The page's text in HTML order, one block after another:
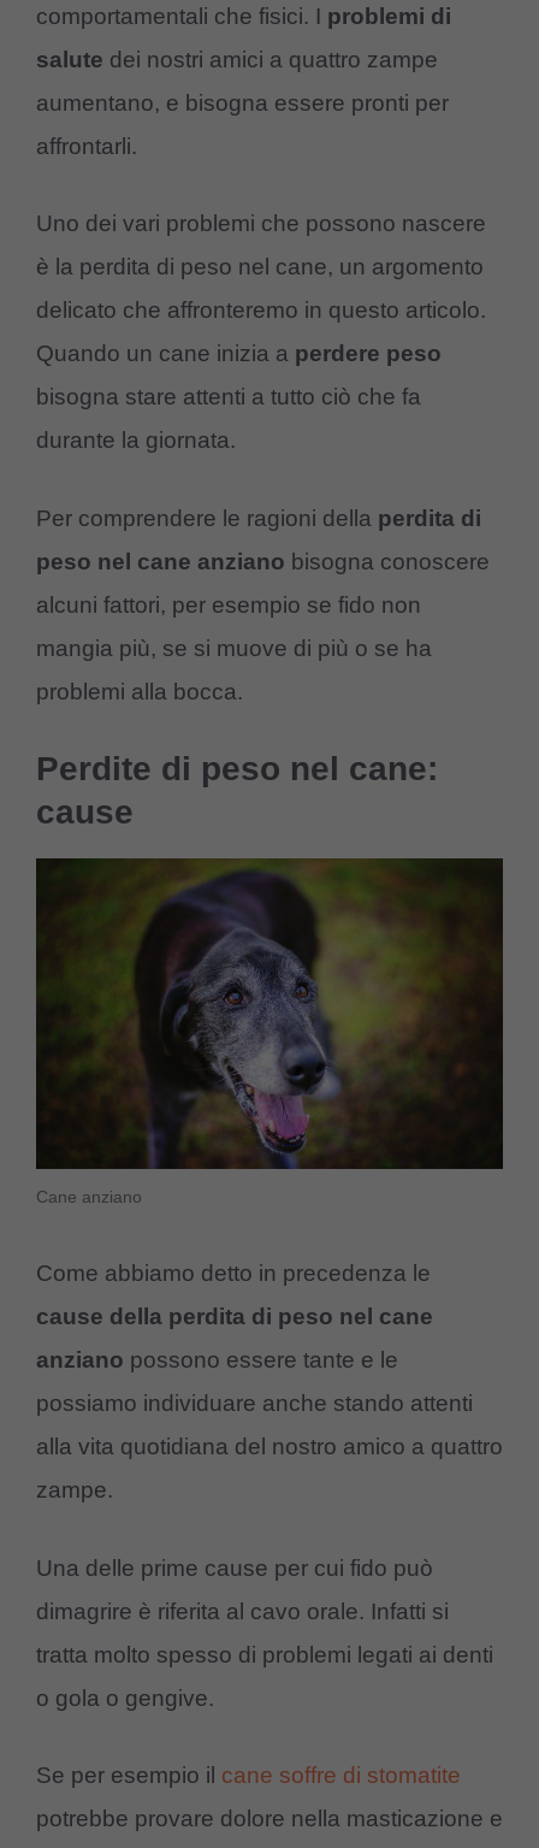
comportamentali che fisici. I problemi di
salute dei nostri amici a quattro zampe
aumentano, e bisogna essere pronti per
affrontarli.
Uno dei vari problemi che possono nascere
è la perdita di peso nel cane, un argomento
delicato che affronteremo in questo articolo.
Quando un cane inizia a perdere peso
bisogna stare attenti a tutto ciò che fa
durante la giornata.
Per comprendere le ragioni della perdita di
peso nel cane anziano bisogna conoscere
alcuni fattori, per esempio se fido non
mangia più, se si muove di più o se ha
problemi alla bocca.
Perdite di peso nel cane:
cause
Cane anziano
Come abbiamo detto in precedenza le
cause della perdita di peso nel cane
anziano possono essere tante e le
possiamo individuare anche stando attenti
alla vita quotidiana del nostro amico a quattro
zampe.
Una delle prime cause per cui fido può
dimagrire è riferita al cavo orale. Infatti si
tratta molto spesso di problemi legati ai denti
o gola o gengive.
Se per esempio il cane soffre di stomatite
potrebbe provare dolore nella masticazione e